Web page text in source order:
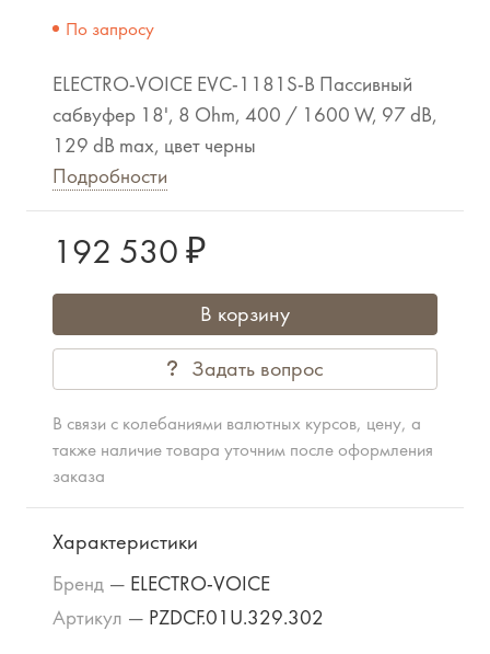
По запросу
ELECTRO-VOICE EVC-1181S-B Пассивный
сабвуфер 18', 8 Ohm, 400 / 1600 W, 97 dB,
129 dB max, цвет черны
Подробности
192 530 ₽
В корзину
Задать вопрос
В связи с колебаниями валютных курсов, цену, а
также наличие товара уточним после оформления
заказа
Характеристики
Бренд — ELECTRO-VOICE
Артикул — PZDCF.01U.329.302